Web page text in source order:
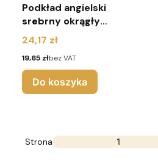
Podkład angielski
srebrny okrągły
r.40
Cena
24,17 zł
Cena
19,65 złbez VAT
Do koszyka
Strona